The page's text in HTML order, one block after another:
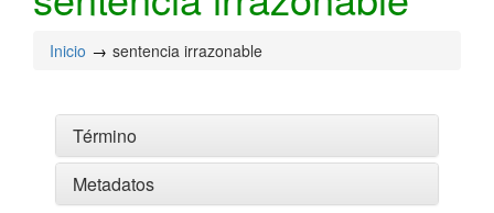
Inicio sentencia irrazonable
Término
Metadatos